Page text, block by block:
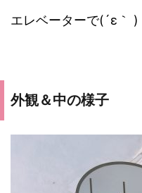
エレベーターで(´ε｀ )
外観＆中の様子